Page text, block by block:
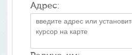
Адрес: